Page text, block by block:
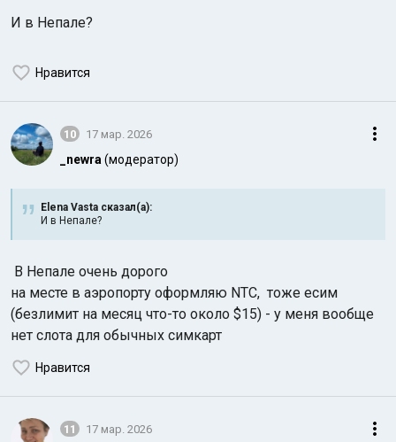
И в Непале?
Нравится
10 17 мар. 2026
_newra (модератор)
Elena Vasta сказал(а):
И в Непале?
В Непале очень дорого
на месте в аэропорту оформляю NTC, тоже есим
(безлимит на месяц что-то около $15) - у меня вообще
нет слота для обычных симкарт
Нравится
11 17 мар. 2026